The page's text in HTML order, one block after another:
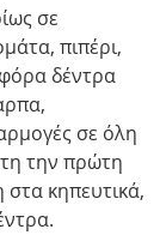
σε
πιπέρι,
δέντρα
σε όλη
την πρώτη
κηπευτικά,